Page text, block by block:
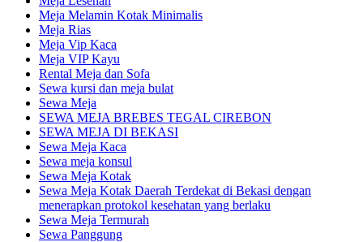
Meja Melamin Kotak Minimalis
Meja Rias
Meja Vip Kaca
Meja VIP Kayu
Rental Meja dan Sofa
Sewa kursi dan meja bulat
Sewa Meja
SEWA MEJA BREBES TEGAL CIREBON
SEWA MEJA DI BEKASI
Sewa Meja Kaca
Sewa meja konsul
Sewa Meja Kotak
Sewa Meja Kotak Daerah Terdekat di Bekasi dengan
menerapkan protokol kesehatan yang berlaku
Sewa Meja Termurah
Sewa Panggung